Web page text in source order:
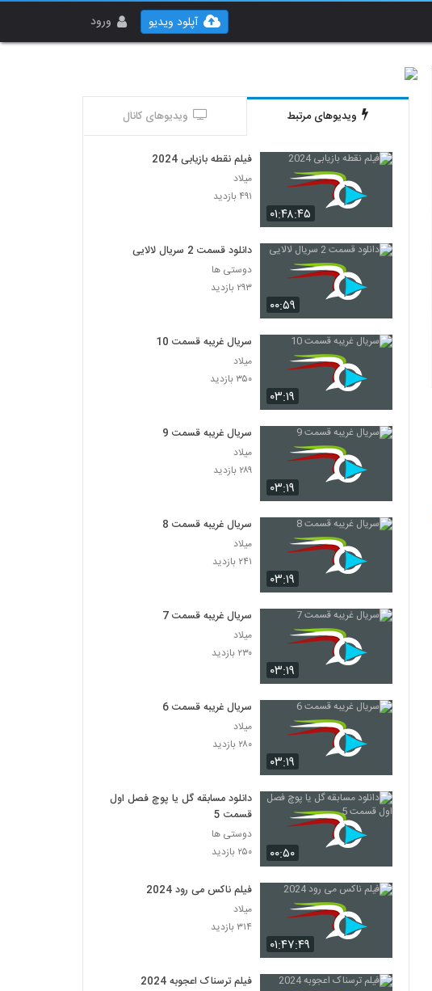
ورود آپلود ویدیو
ویدیوهای مرتبط ویدیوهای کانال
۰۱:۴۸:۴۵
فیلم نقطه بازیابی 2024
میلاد
۴۹۱ بازدید
۰۰:۵۹
دانلود قسمت 2 سریال لالایی
دوستی ها
۲۹۳ بازدید
۰۳:۱۹
سریال غریبه قسمت 10
میلاد
۳۵۰ بازدید
۰۳:۱۹
سریال غریبه قسمت 9
میلاد
۲۸۹ بازدید
۰۳:۱۹
سریال غریبه قسمت 8
میلاد
۲۴۱ بازدید
۰۳:۱۹
سریال غریبه قسمت 7
میلاد
۲۳۰ بازدید
۰۳:۱۹
سریال غریبه قسمت 6
میلاد
۲۸۰ بازدید
۰۰:۵۰
دانلود مسابقه گل یا پوچ فصل اول
قسمت 5
دوستی ها
۲۵۰ بازدید
۰۱:۴۷:۴۹
فیلم ناکس می رود 2024
میلاد
۳۱۴ بازدید
فیلم ترسناک اعجوبه 2024